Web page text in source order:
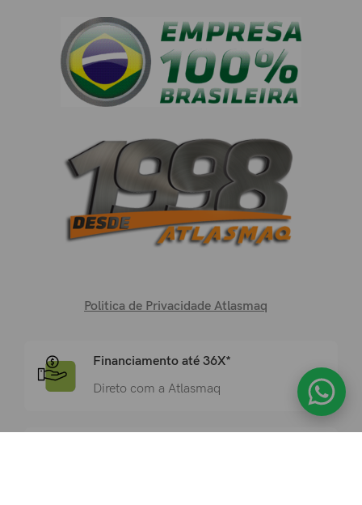
Politica de Privacidade Atlasmaq
Financiamento até 36X*
Direto com a Atlasmaq